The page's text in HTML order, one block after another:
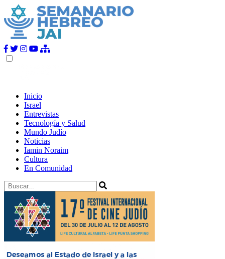
Inicio
Israel
Entrevistas
Tecnología y Salud
Mundo Judío
Noticias
Iamin Noraim
Cultura
En Comunidad